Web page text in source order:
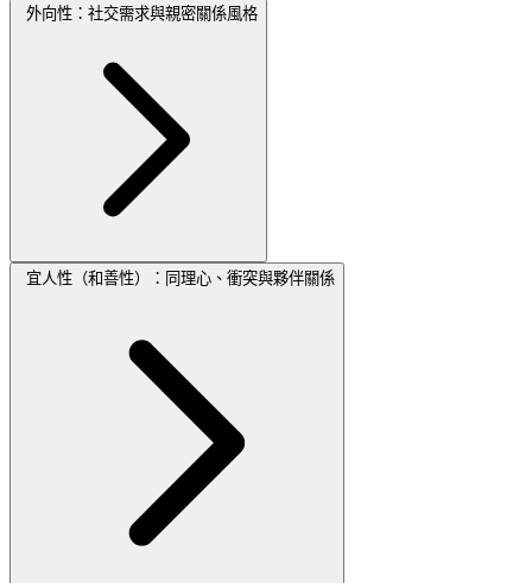
外向性：社交需求與親密關係風格
宜人性（和善性）：同理心、衝突與夥伴關係